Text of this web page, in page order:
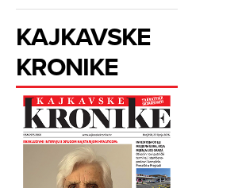
KAJKAVSKE
KRONIKE